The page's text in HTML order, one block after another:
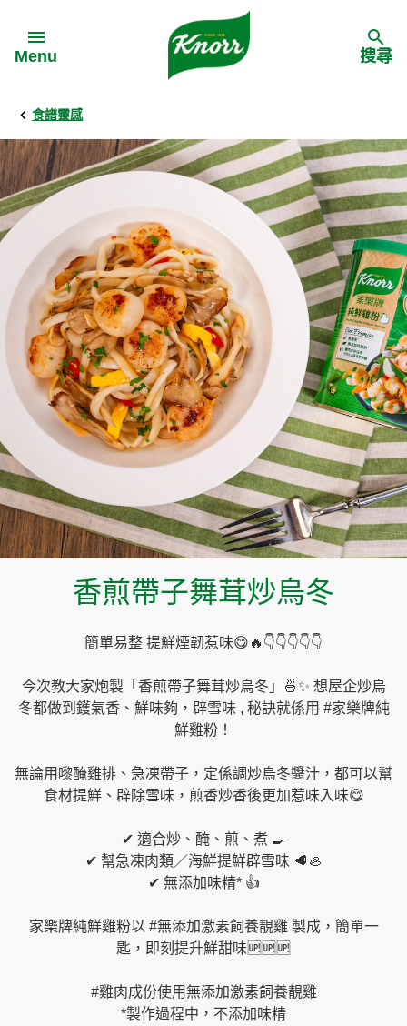
Menu
Back
食譜靈感
料理食材
料理方式
季節節慶
多國料理
料理種類
Back
家樂牌產品
家樂牌純鮮雞粉
家樂牌雞粉
家樂牌鮮菇粉
家樂牌濃湯寶
家樂牌雞汁
家樂牌快熟通心粉
家樂牌鮮露
家樂牌鷹粟粉
家樂牌雞湯粒
家樂牌純鮮清雞湯
Back
主頁
背景
甚麼是愛環境食材
愛環境食材名單
愛環境食材食譜
愛環境食材篩選條件
搜尋
食譜靈感
香煎帶子舞茸炒烏冬
簡單易整 提鮮煙韌惹味😋🔥👇👇👇👇👇
今次教大家炮製「香煎帶子舞茸炒烏冬」🍜✨ 想屋企炒烏
冬都做到鑊氣香、鮮味夠，辟雪味 , 秘訣就係用 #家樂牌純
鮮雞粉！
無論用嚟醃雞排、急凍帶子，定係調炒烏冬醬汁，都可以幫
食材提鮮、辟除雪味，煎香炒香後更加惹味入味😋
✔ 適合炒、醃、煎、煮 🍳
✔ 幫急凍肉類／海鮮提鮮辟雪味 🥩🦪
✔ 無添加味精* 👍
家樂牌純鮮雞粉以 #無添加激素飼養靚雞 製成，簡單一
匙，即刻提升鮮甜味🆙🆙🆙
#雞肉成份使用無添加激素飼養靚雞
*製作過程中，不添加味精